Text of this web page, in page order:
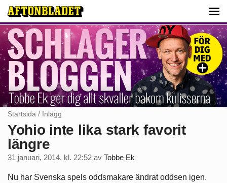
Startsida / Inlägg
Yohio inte lika stark favorit
längre
31 januari, 2014, kl. 22:52 av Tobbe Ek
Nu har Svenska spels oddsmakare ändrat oddsen igen.